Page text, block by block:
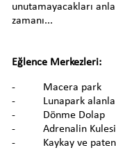
unutamayacakları
zamanı...
Eğlence Merkezleri:
- Macera park
- Lunapark
- Dönme Dolap
- Adrenalin Kulesi
- Kaykay ve paten